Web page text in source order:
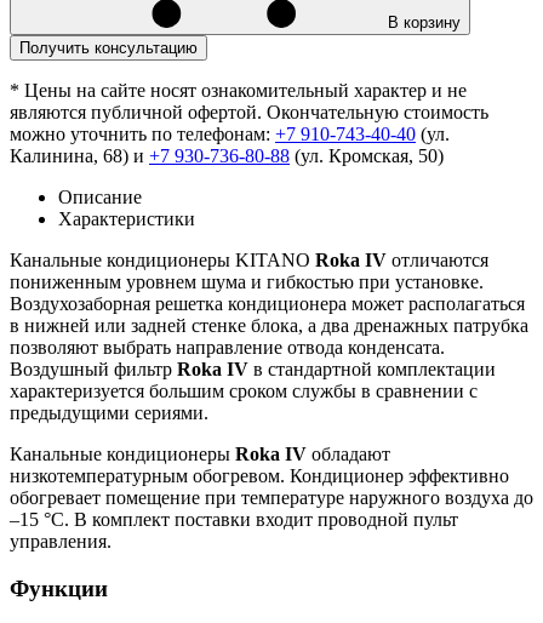
В корзину
Получить консультацию
* Цены на сайте носят ознакомительный характер и не
являются публичной офертой. Окончательную стоимость
можно уточнить по телефонам: +7 910-743-40-40 (ул.
Калинина, 68) и +7 930-736-80-88 (ул. Кромская, 50)
Описание
Характеристики
Канальные кондиционеры KITANO Roka IV отличаются
пониженным уровнем шума и гибкостью при установке.
Воздухозаборная решетка кондиционера может располагаться
в нижней или задней стенке блока, а два дренажных патрубка
позволяют выбрать направление отвода конденсата.
Воздушный фильтр Roka IV в стандартной комплектации
характеризуется большим сроком службы в сравнении с
предыдущими сериями.
Канальные кондиционеры Roka IV обладают
низкотемпературным обогревом. Кондиционер эффективно
обогревает помещение при температуре наружного воздуха до
–15 °С. В комплект поставки входит проводной пульт
управления.
Функции